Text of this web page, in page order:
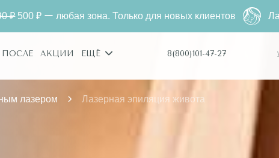
АКЦИИ ЕЩЁ 8(800)101-47-27
лазером Лазерная эпиляция живота
Только для новых клиентов Лазерная эпиляция